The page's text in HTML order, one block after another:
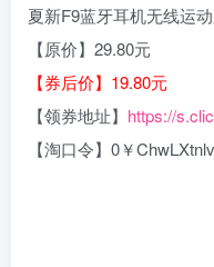
夏新F9蓝牙耳机无线运
【原价】29.80元
【券后价】19.80元
【领券地址】 https://
【淘口令】0￥